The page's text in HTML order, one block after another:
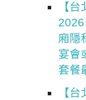
【
廂隱
宴會
套餐
【